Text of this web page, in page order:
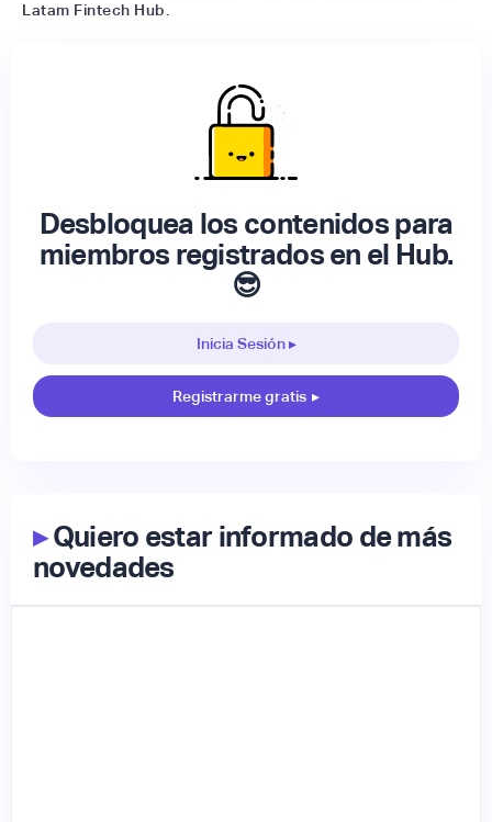
Latam Fintech Hub.
Desbloquea los contenidos para
miembros registrados en el Hub.
😎
Inicia Sesión ▸
Registrarme gratis ▸
▸Quiero estar informado de más
novedades